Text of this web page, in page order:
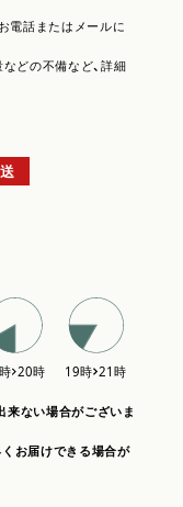
電話またはメールに
どの不備など、詳細
ない場合がございま
お届けできる場合が